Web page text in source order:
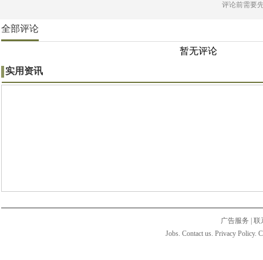
评论前需要
全部评论
暂无评论
实用资讯
广告服务
联
Jobs. Contact us. Privacy Policy.